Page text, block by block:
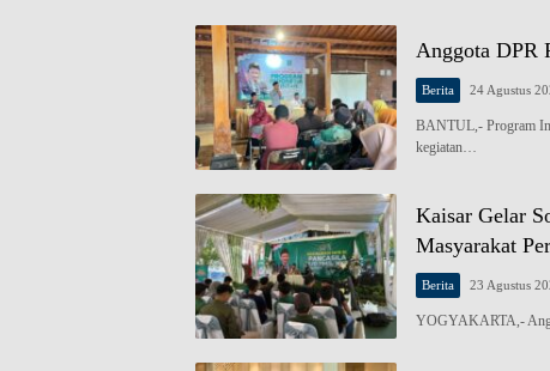
Anggota DPR
Berita 24 Agustus
BANTUL,- Program
kegiatan…
Kaisar Gelar
Masyarakat
Berita 23 Agustus
YOGYAKARTA,-